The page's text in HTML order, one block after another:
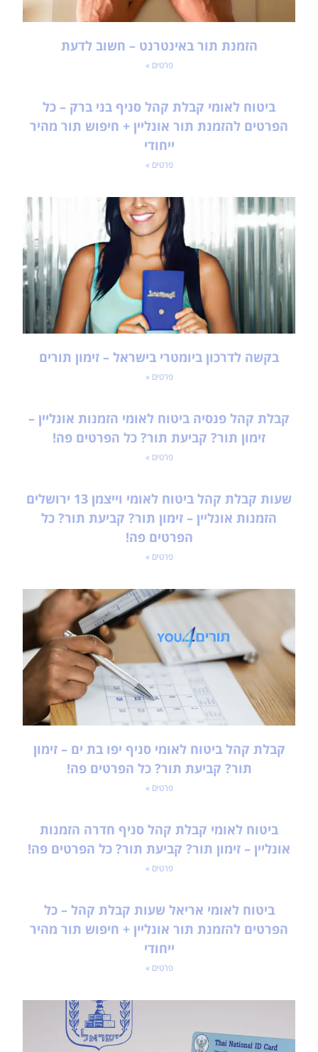
הזמנת תור באינטרנט – חשוב לדעת
פרטים »
ביטוח לאומי קבלת קהל סניף בני ברק – כל
הפרטים להזמנת תור אונליין + חיפוש תור מהיר
ייחודי
פרטים »
בקשה לדרכון ביומטרי בישראל – זימון תורים
פרטים »
קבלת קהל פנסיה ביטוח לאומי הזמנות אונליין –
זימון תור? קביעת תור? כל הפרטים פה!
פרטים »
שעות קבלת קהל ביטוח לאומי וייצמן 13 ירושלים
הזמנות אונליין – זימון תור? קביעת תור? כל
הפרטים פה!
פרטים »
קבלת קהל ביטוח לאומי סניף יפו בת ים – זימון
תור? קביעת תור? כל הפרטים פה!
פרטים »
ביטוח לאומי קבלת קהל סניף חדרה הזמנות
אונליין – זימון תור? קביעת תור? כל הפרטים פה!
פרטים »
ביטוח לאומי אריאל שעות קבלת קהל – כל
הפרטים להזמנת תור אונליין + חיפוש תור מהיר
ייחודי
פרטים »